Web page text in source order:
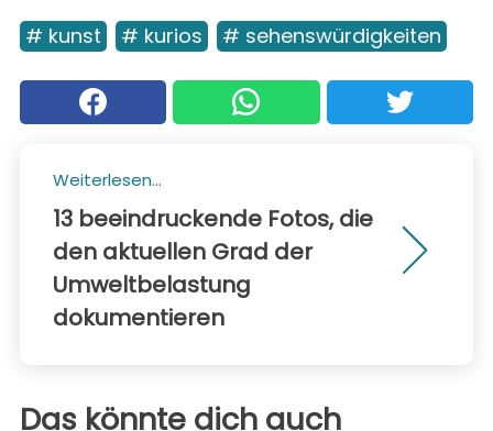
# kunst # kurios # sehenswürdigkeiten
Weiterlesen...
13 beeindruckende Fotos, die
den aktuellen Grad der
Umweltbelastung
dokumentieren
Das könnte dich auch